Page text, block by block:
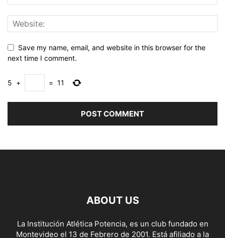
Save my name, email, and website in this browser for the
next time I comment.
5 + = 11
ABOUT US
La Institución Atlética Potencia, es un club fundado en
Montevideo el 13 de Febrero de 2001. Está afiliado a la